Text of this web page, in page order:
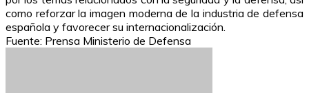
como reforzar la imagen moderna de la industria de defensa
española y favorecer su internacionalización.
Fuente: Prensa Ministerio de Defensa